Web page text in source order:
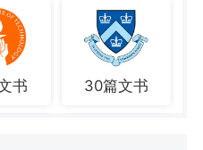
书 30篇文书